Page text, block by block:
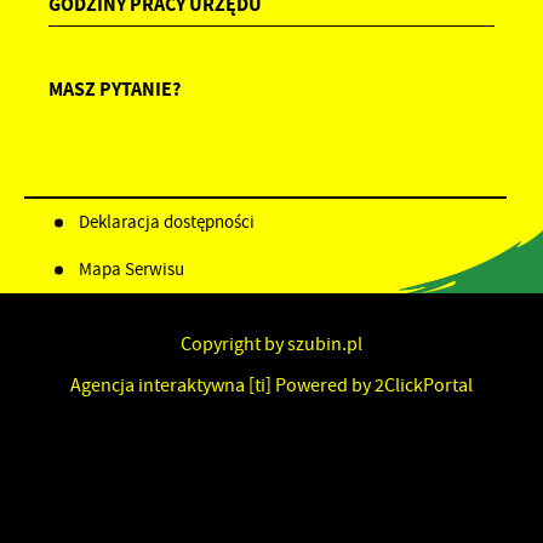
MASZ PYTANIE?
Deklaracja dostępności
Mapa Serwisu
Copyright by szubin.pl
Agencja interaktywna [ti] Powered by2ClickPortal